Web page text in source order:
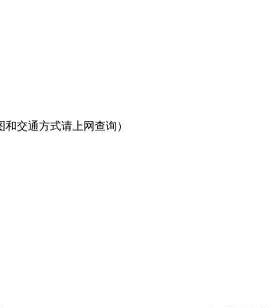
交通方式请上网查询）